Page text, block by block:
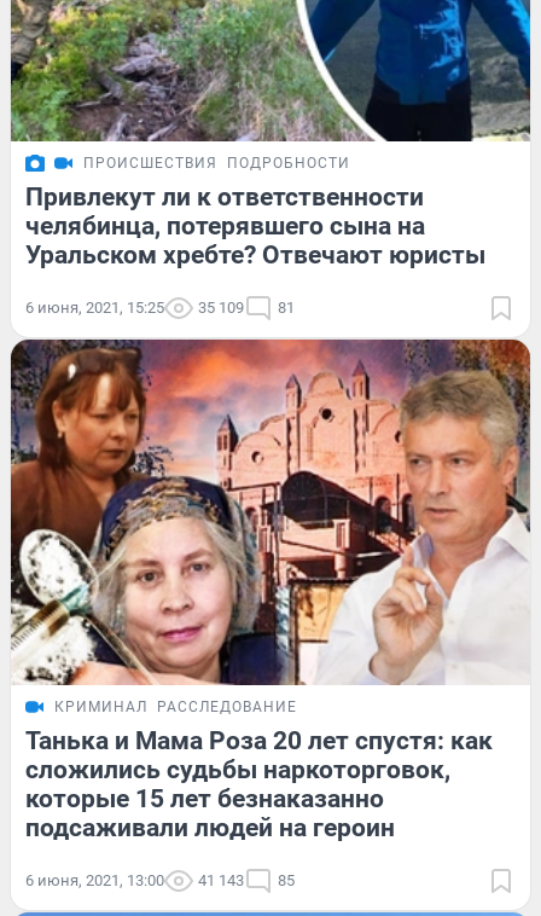
ПРОИСШЕСТВИЯ ПОДРОБНОСТИ
Привлекут ли к ответственности
челябинца, потерявшего сына на
Уральском хребте? Отвечают юристы
6 июня, 2021, 15:25 35 109 81
КРИМИНАЛ РАССЛЕДОВАНИЕ
Танька и Мама Роза 20 лет спустя: как
сложились судьбы наркоторговок,
которые 15 лет безнаказанно
подсаживали людей на героин
6 июня, 2021, 13:00 41 143 85